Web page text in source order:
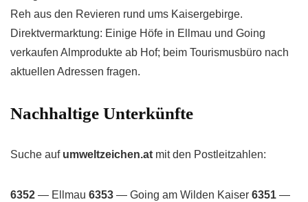
Reh aus den Revieren rund ums Kaisergebirge.
Direktvermarktung: Einige Höfe in Ellmau und Going
verkaufen Almprodukte ab Hof; beim Tourismusbüro nach
aktuellen Adressen fragen.
Nachhaltige Unterkünfte
Suche auf umweltzeichen.at mit den Postleitzahlen:
6352 — Ellmau 6353 — Going am Wilden Kaiser 6351 —